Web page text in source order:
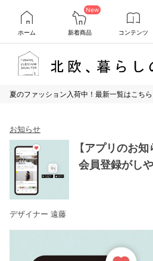
ホーム
New
新着商品 コンテンツ
夏のファッション入荷中！最新一覧はこち
お知らせ
【アプリのお
会員登録がし
デザイナー 遠藤